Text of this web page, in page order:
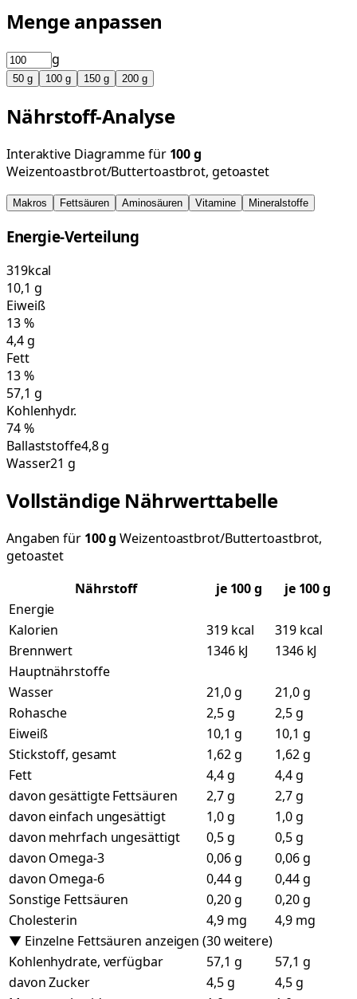
Menge anpassen
g
50 g 100 g 150 g 200 g
Nährstoff-Analyse
Interaktive Diagramme für 100g
Weizentoastbrot/Buttertoastbrot, getoastet
Makros Fettsäuren Aminosäuren Vitamine Mineralstoffe
Energie-Verteilung
319kcal
10,1 g
Eiweiß
13%
4,4g
Fett
13%
57,1 g
Kohlenhydr.
74%
Ballaststoffe4,8 g
Wasser21 g
Vollständige Nährwerttabelle
Angaben für 100g Weizentoastbrot/Buttertoastbrot,
getoastet
Nährstoff
je 100g
je 100 g
Energie
Kalorien
319 kcal
319 kcal
Brennwert
1346 kJ
1346 kJ
Hauptnährstoffe
Wasser
21,0 g
21,0 g
Rohasche
2,5 g
2,5 g
Eiweiß
10,1 g
10,1 g
Stickstoff, gesamt
1,62 g
1,62 g
Fett
4,4 g
4,4 g
davon gesättigte Fettsäuren
2,7 g
2,7 g
davon einfach ungesättigt
1,0 g
1,0 g
davon mehrfach ungesättigt
0,5 g
0,5 g
davon Omega-3
0,06 g
0,06 g
davon Omega-6
0,44 g
0,44 g
Sonstige Fettsäuren
0,20 g
0,20 g
Cholesterin
4,9 mg
4,9 mg
▼ Einzelne Fettsäuren anzeigen (30 weitere)
Kohlenhydrate, verfügbar
57,1 g
57,1 g
davon Zucker
4,5 g
4,5 g